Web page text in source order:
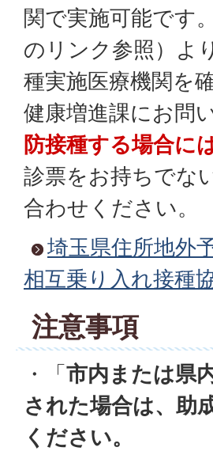
関で実施可能です
のリンク参照）よ
種実施医療機関を
健康増進課にお問
防接種する場合に
診票をお持ちでな
合わせください。
埼玉県住所地外
相互乗り入れ接種
注意事項
・「 市内または県
された場合は、助
ください。